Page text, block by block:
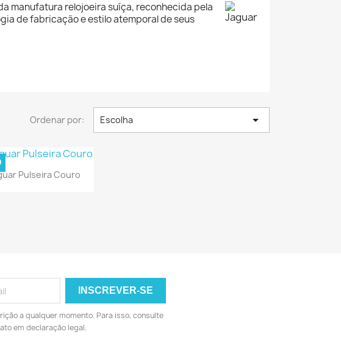
manufatura relojoeira suíça, reconhecida pela
de fabricação e estilo atemporal de seus
Ordenar por: Escolha 
rápida
Pulseira Couro
a qualquer momento. Para isso, consulte
em declaração legal.